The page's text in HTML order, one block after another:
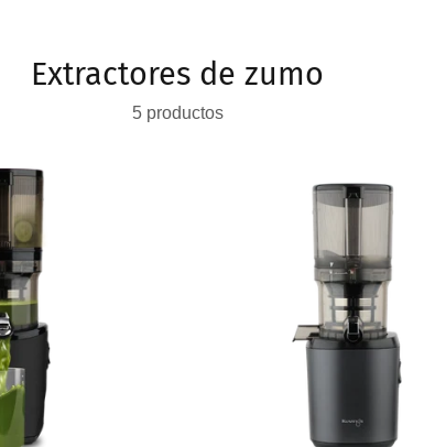
Extractores de zumo
5 productos